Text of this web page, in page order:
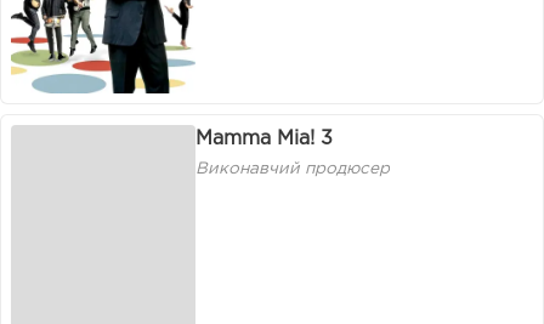
Mamma Mia! 3
Виконавчий продюсер